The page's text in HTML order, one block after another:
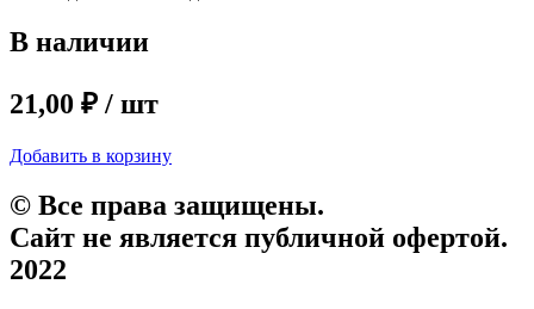
В наличии
21,00 ₽ / шт
Добавить в корзину
© Все права защищены.
Сайт не является публичной офертой.
2022